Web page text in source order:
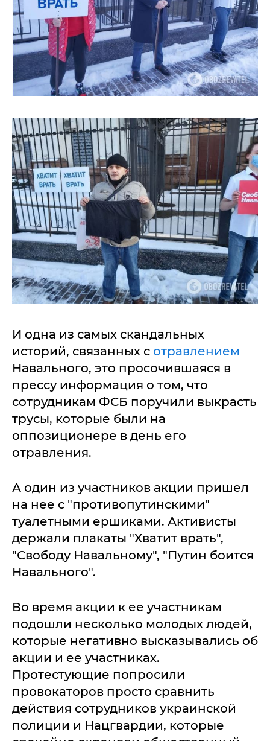
И одна из самых скандальных
историй, связанных с отравлением
Навального, это просочившаяся в
прессу информация о том, что
сотрудникам ФСБ поручили выкрасть
трусы, которые были на
оппозиционере в день его
отравления.
А один из участников акции пришел
на нее с "противопутинскими"
туалетными ершиками. Активисты
держали плакаты "Хватит врать",
"Свободу Навальному", "Путин боится
Навального".
Во время акции к ее участникам
подошли несколько молодых людей,
которые негативно высказывались об
акции и ее участниках.
Протестующие попросили
провокаторов просто сравнить
действия сотрудников украинской
полиции и Нацгвардии, которые